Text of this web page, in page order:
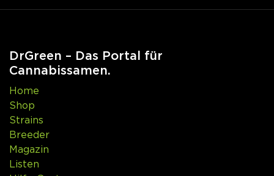
DrGreen – Das Portal für
Cannabissamen.
Home
Shop
Strains
Breeder
Magazin
Listen